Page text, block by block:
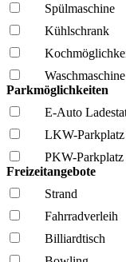
Spül­maschine
Kühl­schrank
Wasch­maschine
Parkmöglichkeiten
E-Auto
LKW-Parkplatz
PKW-Parkplatz
Freizeitangebote
Strand
Fahrrad­verleih
Billiardtisch